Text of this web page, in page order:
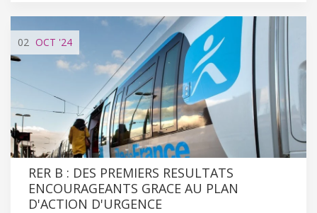
02 OCT '24
RER B : DES PREMIERS RESULTATS
ENCOURAGEANTS GRACE AU PLAN
D'ACTION D'URGENCE